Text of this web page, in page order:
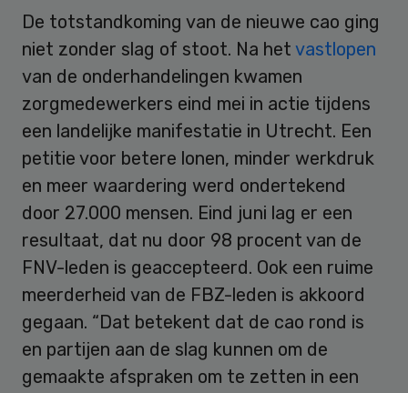
De totstandkoming van de nieuwe cao ging
niet zonder slag of stoot. Na het vastlopen
van de onderhandelingen kwamen
zorgmedewerkers eind mei in actie tijdens
een landelijke manifestatie in Utrecht. Een
petitie voor betere lonen, minder werkdruk
en meer waardering werd ondertekend
door 27.000 mensen. Eind juni lag er een
resultaat, dat nu door 98 procent van de
FNV-leden is geaccepteerd. Ook een ruime
meerderheid van de FBZ-leden is akkoord
gegaan. “Dat betekent dat de cao rond is
en partijen aan de slag kunnen om de
gemaakte afspraken om te zetten in een